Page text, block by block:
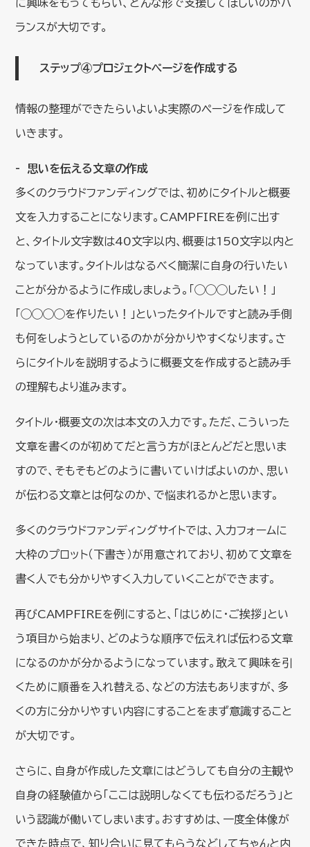
に興味をもってもらい、どんな形で支援してほしいのかバ
ランスが大切です。
ステップ④プロジェクトページを作成する
情報の整理ができたらいよいよ実際のページを作成して
いきます。
思いを伝える文章の作成
多くのクラウドファンディングでは、初めにタイトルと概要
文を入力することになります。CAMPFIREを例に出す
と、タイトル文字数は40文字以内、概要は150文字以内と
なっています。タイトルはなるべく簡潔に自身の行いたい
ことが分かるように作成しましょう。「◯◯◯したい！」
「◯◯◯◯を作りたい！」といったタイトルですと読み手側
も何をしようとしているのかが分かりやすくなります。さ
らにタイトルを説明するように概要文を作成すると読み手
の理解もより進みます。
タイトル・概要文の次は本文の入力です。ただ、こういった
文章を書くのが初めてだと言う方がほとんどだと思いま
すので、そもそもどのように書いていけばよいのか、思い
が伝わる文章とは何なのか、で悩まれるかと思います。
多くのクラウドファンディングサイトでは、入力フォームに
大枠のプロット（下書き）が用意されており、初めて文章を
書く人でも分かりやすく入力していくことができます。
再びCAMPFIREを例にすると、「はじめに・ご挨拶」とい
う項目から始まり、どのような順序で伝えれば伝わる文章
になるのかが分かるようになっています。敢えて興味を引
くために順番を入れ替える、などの方法もありますが、多
くの方に分かりやすい内容にすることをまず意識すること
が大切です。
さらに、自身が作成した文章にはどうしても自分の主観や
自身の経験値から「ここは説明しなくても伝わるだろう」と
いう認識が働いてしまいます。おすすめは、一度全体像が
できた時点で、知り合いに見てもらうなどしてちゃんと内